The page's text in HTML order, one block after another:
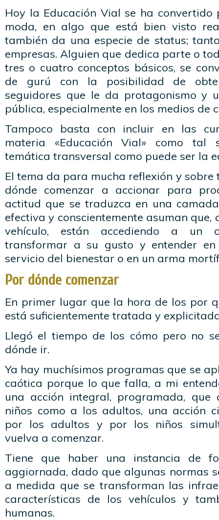
Hoy la Educación Vial se ha
moda, en algo que está bien visto
también da una especie de status;
empresas. Alguien que dedica parte o
tres o cuatro conceptos básicos, se
de gurú con la posibilidad de
seguidores que le da protagonismo y
pública, especialmente en los medios de
Tampoco basta con incluir en las
materia «Educación Vial» como tal
temática transversal como puede ser la
El tema da para mucha reflexión y
dónde comenzar a accionar para
actitud que se traduzca en una
efectiva y conscientemente asuman que,
vehículo, están accediendo a un
transformar a su gusto y entender
servicio del bienestar o en un arma
Por dónde comenzar
En primer lugar que la hora de los por
está suficientemente tratada y
Llegó el tiempo de los cómo pero no
dónde ir.
Ya hay muchísimos programas que se
caótica porque lo que falla, a mi
una acción integral, programada,
niños como a los adultos, una acción
por los adultos y por los niños
vuelva a comenzar.
Tiene que haber una instancia de
aggiornada, dado que algunas normas
a medida que se transforman las
características de los vehículos y
humanas.